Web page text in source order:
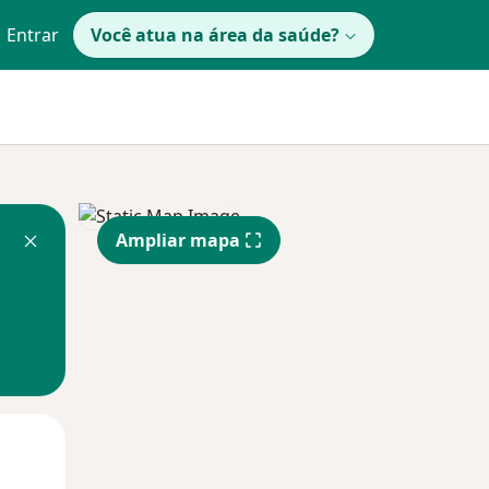
Entrar Você atua na área da saúde?
Ampliar mapa